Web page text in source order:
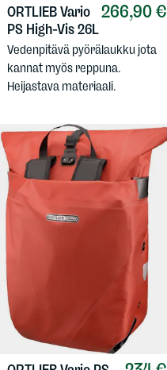
266,90 €
ORTLIEBVario
PS High-Vis 26L
Vedenpitävä pyörälaukku jota
kannat myös reppuna.
Heijastava materiaali.